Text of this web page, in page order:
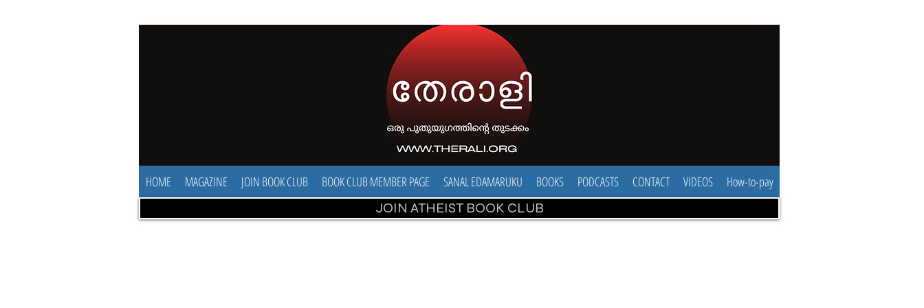
HOME MAGAZINE JOIN BOOK CLUB BOOK CLUB MEMBER PAGE SANAL EDAMARUKU BOOKS PODCASTS CONTACT VIDEOS How-to-pay
JOIN ATHEIST BOOK CLUB